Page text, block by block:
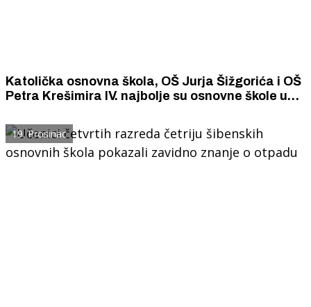
Katolička osnovna škola, OŠ Jurja Šižgorića i OŠ
Petra Krešimira IV. najbolje su osnovne škole u
Hrvatskoj.
19. Prosinac